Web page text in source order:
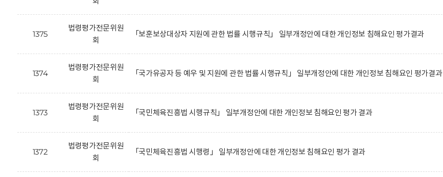
1375
법령평가전문위원
회
「보훈보상대상자 지원에 관한 법률 시행규칙」 일부개정안에 대한 개인정보 침해요인 평가결과
1374
법령평가전문위원
회
「국가유공자 등 예우 및 지원에 관한 법률 시행규칙」 일부개정안에 대한 개인정보 침해요인 평가결과
1373
법령평가전문위원
회
「국민체육진흥법 시행규칙」 일부개정안에 대한 개인정보 침해요인 평가 결과
1372
법령평가전문위원
회
「국민체육진흥법 시행령」 일부개정안에 대한 개인정보 침해요인 평가 결과